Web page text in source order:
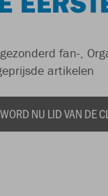
fan-,
artikelen
WORD NU LID VAN DE